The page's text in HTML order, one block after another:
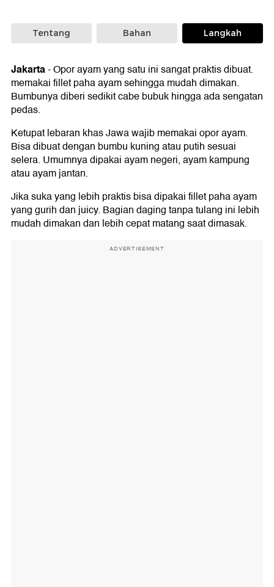
Tentang Bahan Langkah
Jakarta-Opor ayam yang satu ini sangat praktis dibuat.
memakai fillet paha ayam sehingga mudah dimakan.
Bumbunya diberi sedikit cabe bubuk hingga ada sengatan
pedas.
Ketupat lebaran khas Jawa wajib memakai opor ayam.
Bisa dibuat dengan bumbu kuning atau putih sesuai
selera. Umumnya dipakai ayam negeri, ayam kampung
atau ayam jantan.
Jika suka yang lebih praktis bisa dipakai fillet paha ayam
yang gurih dan juicy. Bagian daging tanpa tulang ini lebih
mudah dimakan dan lebih cepat matang saat dimasak.
ADVERTISEMENT